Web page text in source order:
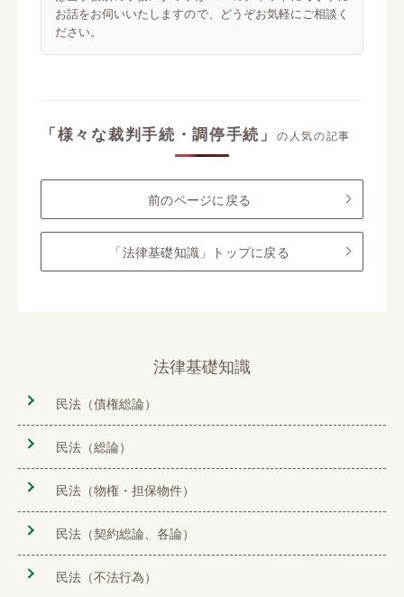
お話をお伺いいたしますので、どうぞお気軽にご相談く
ださい。
「様々な裁判手続・調停手続」 の人気の記事
前のページに戻る
「法律基礎知識」トップに戻る
法律基礎知識
民法（債権総論）
民法（総論）
民法（物権・担保物件）
民法（契約総論、各論）
民法（不法行為）